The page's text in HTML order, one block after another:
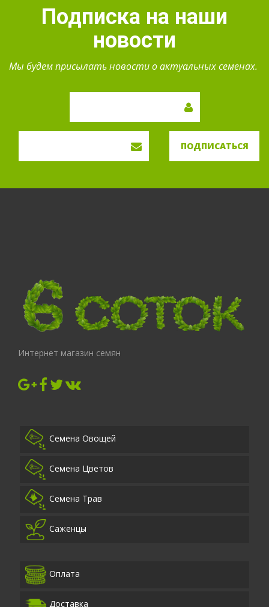
Подписка на наши
новости
Мы будем присылать новости о актуальных семенах.
ПОДПИСАТЬСЯ
Интернет магазин семян
Семена Овощей
Семена Цветов
Семена Трав
Саженцы
Оплата
Доставка